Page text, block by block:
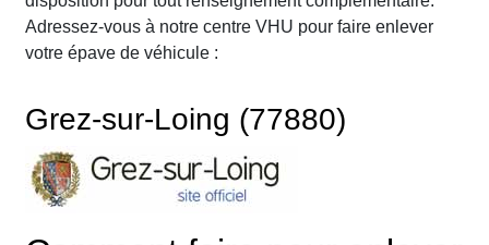
Adressez-vous à notre centre VHU pour faire enlever
votre épave de véhicule :
Grez-sur-Loing (77880)